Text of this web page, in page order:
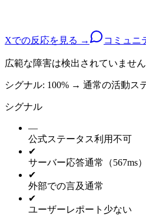
Xでの反応を見る → コミュニ
広範な障害は検出されていません
シグナル: 100% → 通常の活動ス
シグナル
—
公式ステータス利用不可
✔
サーバー応答通常（567ms）
✔
外部での言及通常
✔
ユーザーレポート 少ない